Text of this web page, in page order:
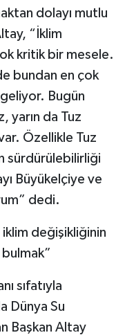
dolayı mutlu
“İklim
kritik bir mesele.
bundan en çok
Bugün
yarın da Tuz
Özellikle Tuz
sürdürülebilirliği
Büyükelçiye ve
dedi.
değişikliğinin
sıfatıyla
Dünya Su
Başkan Altay